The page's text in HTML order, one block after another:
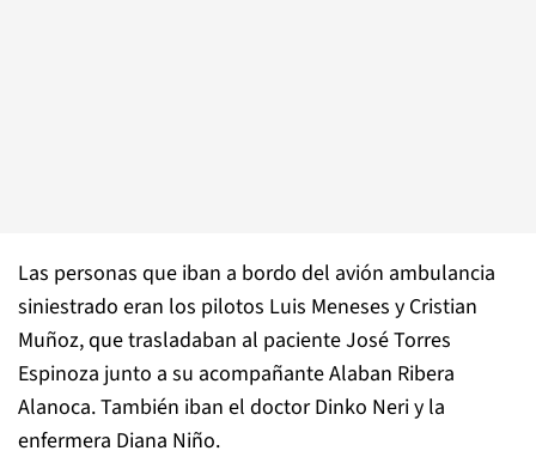
Las personas que iban a bordo del avión ambulancia
siniestrado eran los pilotos Luis Meneses y Cristian
Muñoz, que trasladaban al paciente José Torres
Espinoza junto a su acompañante Alaban Ribera
Alanoca. También iban el doctor Dinko Neri y la
enfermera Diana Niño.